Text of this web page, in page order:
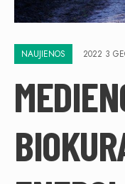
NAUJIENOS 2022 3